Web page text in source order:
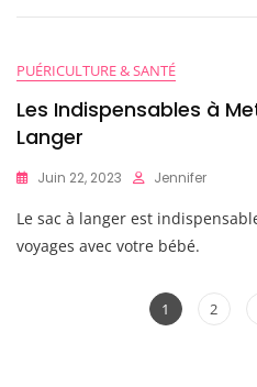
PUÉRICULTURE & SANTÉ
Les Indispensables à
Langer
Juin 22, 2023 Jennifer
Le sac à langer est
voyages avec votre bébé.
Page
1 Page
2